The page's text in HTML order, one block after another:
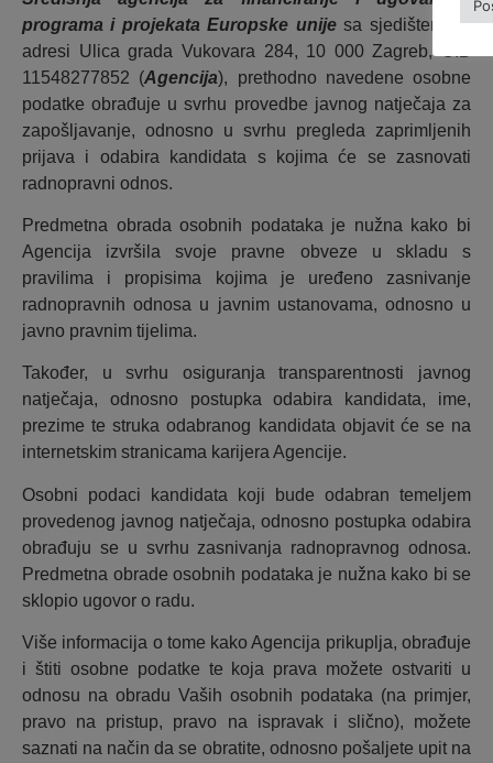
programa i projekata Europske unijesa sjedištem na
adresi Ulica grada Vukovara 284, 10 000 Zagreb, OIB
11548277852 (Agencija), prethodno navedene osobne
podatke obrađuje u svrhu provedbe javnog natječaja za
zapošljavanje, odnosno u svrhu pregleda zaprimljenih
prijava i odabira kandidata s kojima će se zasnovati
radnopravni odnos.
Predmetna obrada osobnih podataka je nužna kako bi
Agencija izvršila svoje pravne obveze u skladu s
pravilima i propisima kojima je uređeno zasnivanje
radnopravnih odnosa u javnim ustanovama, odnosno u
javno pravnim tijelima.
Također, u svrhu osiguranja transparentnosti javnog
natječaja, odnosno postupka odabira kandidata, ime,
prezime te struka odabranog kandidata objavit će se na
internetskim stranicama karijera Agencije.
Osobni podaci kandidata koji bude odabran temeljem
provedenog javnog natječaja, odnosno postupka odabira
obrađuju se u svrhu zasnivanja radnopravnog odnosa.
Predmetna obrade osobnih podataka je nužna kako bi se
sklopio ugovor o radu.
Više informacija o tome kako Agencija prikuplja, obrađuje
i štiti osobne podatke te koja prava možete ostvariti u
odnosu na obradu Vaših osobnih podataka (na primjer,
pravo na pristup, pravo na ispravak i slično), možete
saznati na način da se obratite, odnosno pošaljete upit na